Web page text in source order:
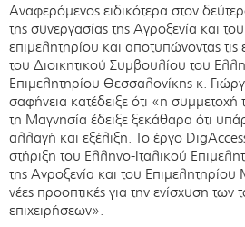
Αναφερόμενος ειδικότερα στον
της συνεργασίας της Αγροξενία και
επιμελητηρίου και αποτυπώνοντας
του Διοικητικού Συμβουλίου του
Επιμελητηρίου Θεσσαλονίκης κ.
σαφήνεια κατέδειξε ότι «η
τη Μαγνησία έδειξε ξεκάθαρα ότι
αλλαγή και εξέλιξη. Το έργο
στήριξη του Ελληνο-Ιταλικού
της Αγροξενία και του
νέες προοπτικές για την ενίσχυση των
επιχειρήσεων».